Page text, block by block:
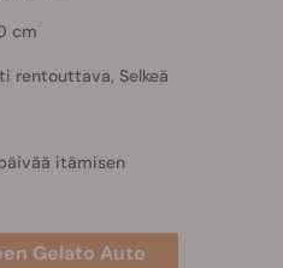
cm
rentouttava, Selkeä
itämisen
Gelato Auto